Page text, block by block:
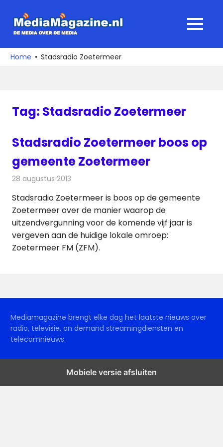
naar
media
over
MENU
Home Stadsradio Zoetermeer
Tag: Stadsradio Zoetermeer
Stadsradio Zoetermeer boos op
gemeente Zoetermeer
28 augustus 2013
Stadsradio Zoetermeer is boos op de gemeente
Zoetermeer over de manier waarop de
uitzendvergunning voor de komende vijf jaar is
vergeven aan de huidige lokale omroep:
Zoetermeer FM (ZFM).
Mediamagazine brengt elke dag het laatste nieuws over
radio, televisie, on demand streamingdiensten en
telecomnieuws.
Mobiele versie afsluiten